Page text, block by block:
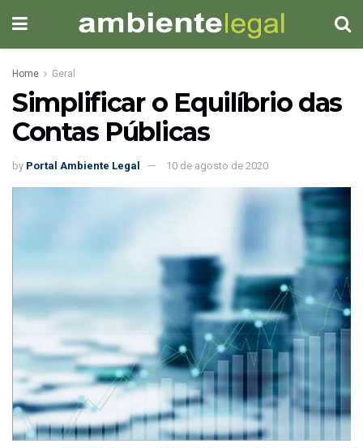
Home Geral
Simplificar o Equilíbrio das
Contas Públicas
by Portal Ambiente Legal 10 de agosto de 2020